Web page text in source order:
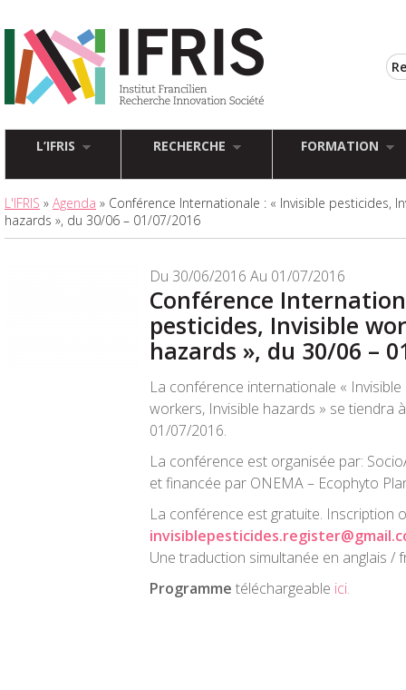
L’IFRIS RECHERCHE FORMATION
L'IFRIS » Agenda » Conférence Internationale : « Invisible pesticides,
hazards », du 30/06 – 01/07/2016
Du 30/06/2016 Au 01/07/2016
Conférence
pesticides, Invisible
hazards », du 30/06 –
La conférence internationale « Invisible
workers, Invisible hazards » se tiendra
01/07/2016.
La conférence est organisée par:
et financée par ONEMA – Ecophyto
La conférence est gratuite. Inscription
Une traduction simultanée en anglais /
Programme téléchargeable ici.